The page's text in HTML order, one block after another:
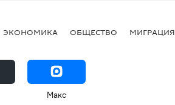
ЭКОНОМИКА ОБЩЕСТВО МИГРАЦИЯ
Макс